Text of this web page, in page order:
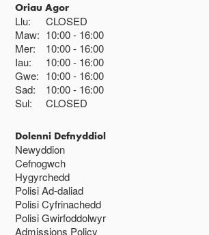
Oriau Agor
Llu:
CLOSED
Maw: 10:00 16:00
Mer:
10:00 16:00
Iau:
10:00 16:00
Gwe: 10:00 16:00
Sad:
10:00 16:00
Sul:
CLOSED
Dolenni Defnyddiol
Newyddion
Cefnogwch
Hygyrchedd
Polisi Ad-daliad
Polisi Cyfrinachedd
Polisi Gwirfoddolwyr
Admissions Policy